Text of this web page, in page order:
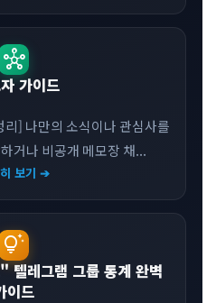
hub
가이드
] 나만의 소식이나 관심사를
거나 비공개 메모장 채...
보기 ➔
tips_and_updates
텔레그램 그룹 통계 완벽
이드